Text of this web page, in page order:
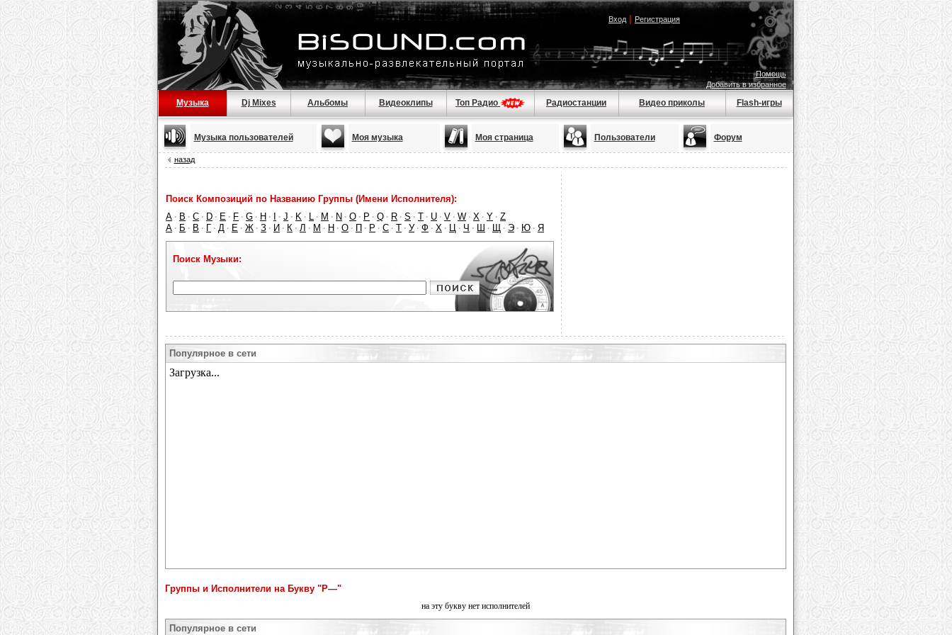
Вход| Регистрация
Помощь
Добавить в избранное
Музыка Dj Mixes Альбомы Видеоклипы Топ Радио Радиостанции Видео приколы Flash-игры
Музыка пользователей Моя музыка Моя страница Пользователи Форум
назад
Поиск Композиций по Названию Группы (Имени Исполнителя):
A · B · C · D · E · F · G · H · · J · K · L · M · N · O · P · Q · R · S · T · U · V · W · X · Y · Z
А · Б · В · Г · Д · Е · Ж · З · И · К · Л · М · Н · О · П · Р · С · Т · У · Ф · Х · Ц · Ч · Ш · Щ · Э · Ю · Я
Поиск Музыки:
Популярное в сети
Группы и Исполнители на Букву "Р—"
на эту букву нет исполнителей
Популярное в сети